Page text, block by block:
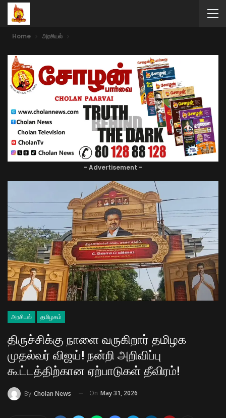
Home அரசியல்
- Advertisement -
அரசியல் தமிழகம்
திருச்சிக்கு நாளை வருகிறார் தமிழக
முதல்வர் விஜய்! நன்றி அறிவிப்பு
கூட்டத்திற்கான ஏற்பாடுகள் தீவிரம்!
By Cholan News On May 31, 2026